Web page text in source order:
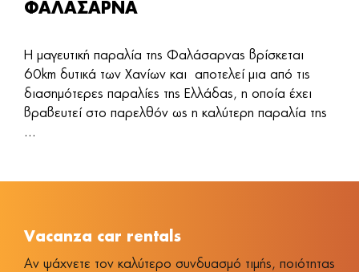
ΦΑΛΑΣΑΡΝΑ
Η μαγευτική παραλία της Φαλάσαρνας βρίσκεται
60km δυτικά των Χανίων και αποτελεί μια από τις
διασημότερες παραλίες της Ελλάδας, η οποία έχει
βραβευτεί στο παρελθόν ως η καλύτερη παραλία της
...
Vacanza car rentals
Αν ψάχνετε τον καλύτερο συνδυασμό τιμής, ποιότητας